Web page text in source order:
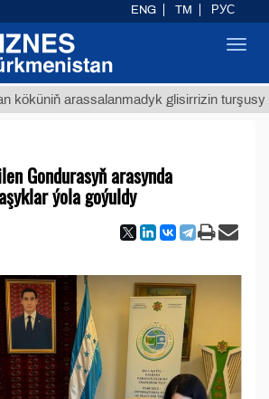
arassalanmadyk glisirrizin turşusy (t.)
Gondurasyň arasynda
ýola goýuldy
ENG TM РУС